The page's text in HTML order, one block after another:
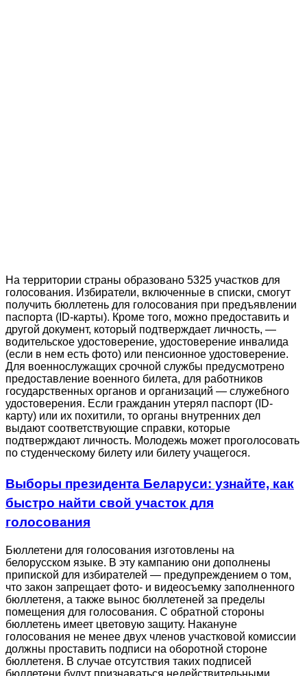
На территории страны образовано 5325 участков для
голосования. Избиратели, включенные в списки, смогут
получить бюллетень для голосования при предъявлении
паспорта (ID-карты). Кроме того, можно предоставить и
другой документ, который подтверждает личность, —
водительское удостоверение, удостоверение инвалида
(если в нем есть фото) или пенсионное удостоверение.
Для военнослужащих срочной службы предусмотрено
предоставление военного билета, для работников
государственных органов и организаций — служебного
удостоверения. Если гражданин утерял паспорт (ID-
карту) или их похитили, то органы внутренних дел
выдают соответствующие справки, которые
подтверждают личность. Молодежь может проголосовать
по студенческому билету или билету учащегося.
Выборы президента Беларуси: узнайте, как
быстро найти свой участок для
голосования
Бюллетени для голосования изготовлены на
белорусском языке. В эту кампанию они дополнены
припиской для избирателей — предупреждением о том,
что закон запрещает фото- и видеосъемку заполненного
бюллетеня, а также вынос бюллетеней за пределы
помещения для голосования. С обратной стороны
бюллетень имеет цветовую защиту. Накануне
голосования не менее двух членов участковой комиссии
должны проставить подписи на оборотной стороне
бюллетеня. В случае отсутствия таких подписей
бюллетени будут признаваться недействительными.